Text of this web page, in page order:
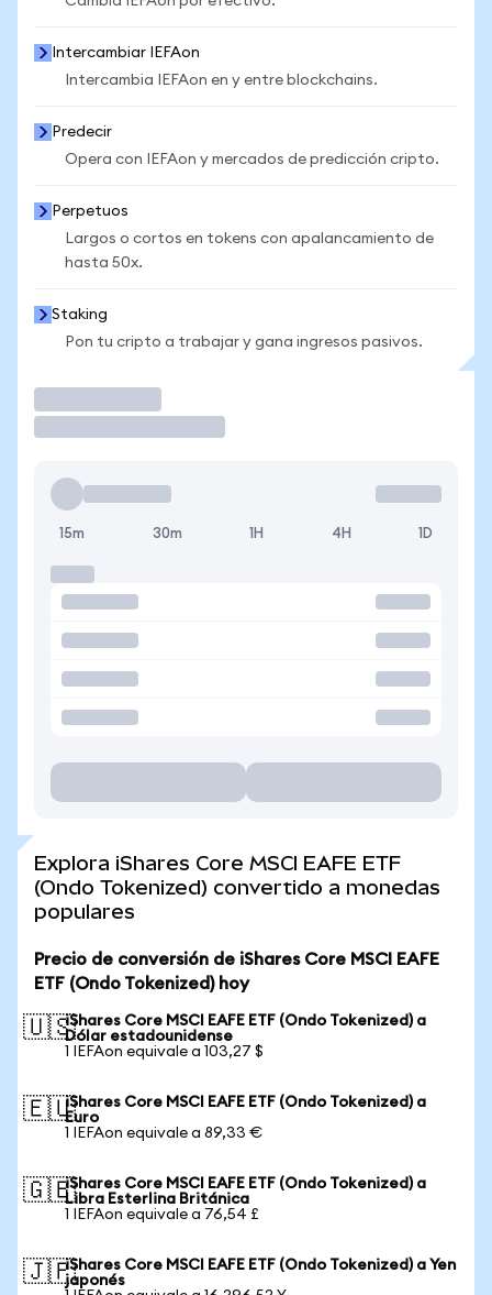
Intercambiar IEFAon
Intercambia IEFAon en y entre blockchains.
Predecir
Opera con IEFAon y mercados de predicción cripto.
Perpetuos
Largos o cortos en tokens con apalancamiento de
hasta 50x.
Staking
Pon tu cripto a trabajar y gana ingresos pasivos.
15m 30m 1H 4H 1D
Explora iShares Core MSCI EAFE ETF
(Ondo Tokenized) convertido a monedas
populares
Precio de conversión de iShares Core MSCI EAFE
ETF (Ondo Tokenized) hoy
🇺🇸iShares Core MSCI EAFE ETF (Ondo Tokenized) a
Dólar estadounidense
1 IEFAon equivale a 103,27 $
🇪🇺iShares Core MSCI EAFE ETF (Ondo Tokenized) a
Euro
1 IEFAon equivale a 89,33 €
🇬🇧iShares Core MSCI EAFE ETF (Ondo Tokenized) a
Libra Esterlina Británica
1 IEFAon equivale a 76,54 £
🇯🇵iShares Core MSCI EAFE ETF (Ondo Tokenized) a Yen
japonés